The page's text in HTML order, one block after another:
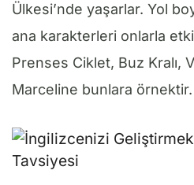
Ülkesi’nde yaşarlar. Yol
ana karakterleri onlarla
Prenses Ciklet, Buz Kralı,
Marceline bunlara örnektir.